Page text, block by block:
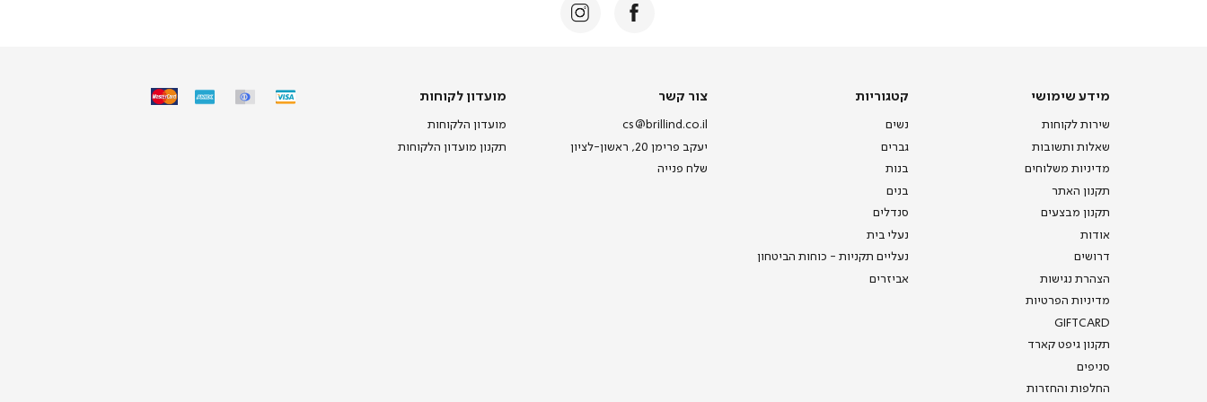
מידע
מידע שימושי
שירות לקוחות
שאלות ותשובות
מדיניות משלוחים
תקנון האתר
תקנון מבצעים
אודות
דרושים
הצהרת נגישות
מדיניות הפרטיות
GIFTCARD
תקנון גיפט קארד
סניפים
החלפות והחזרות
קטגוריות
קטגוריות
נשים
גברים
בנות
בנים
סנדלים
נעלי בית
נעליים תקניות - כוחות הביטחון
אביזרים
צור
צור קשר
cs@brillind.co.il
יעקב פרימן 20, ראשון-לציון
שלח פנייה
מועדון
מועדון לקוחות
מועדון הלקוחות
תקנון מועדון הלקוחות